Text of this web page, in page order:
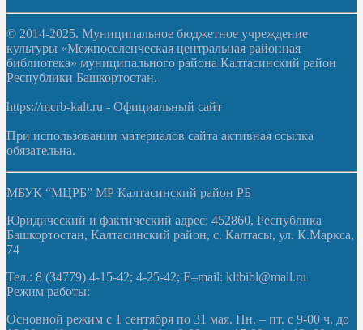
© 2014-2025. Муниципальное бюджетное учреждение
культуры «Межпоселенческая центральная районная
библиотека» муниципального района Калтасинский район
Республики Башкортостан.
https://mcrb-kalt.ru - Официальный сайт
При использовании материалов сайта активная ссылка
обязательна.
МБУК “МЦРБ” МР Калтасинский район РБ
Юридический и фактический адрес: 452860, Республика
Башкортостан, Калтасинский район, с. Калтасы, ул. К.Маркса,
74
Тел.: 8 (34779) 4-15-42; 4-25-42; E–mail: kltbibl@mail.ru
Режим работы:
Основной режим с 1 сентября по 31 мая. Пн. – пт. с 9-00 ч. до